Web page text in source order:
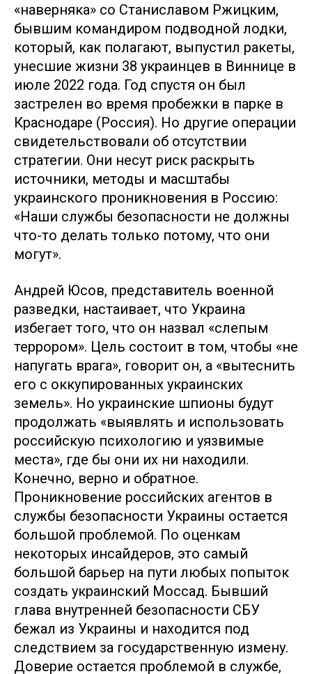
«наверняка» со Станиславом Ржицким,
бывшим командиром подводной лодки,
который, как полагают, выпустил ракеты,
унесшие жизни 38 украинцев в Виннице в
июле 2022 года. Год спустя он был
застрелен во время пробежки в парке в
Краснодаре (Россия). Но другие операции
свидетельствовали об отсутствии
стратегии. Они несут риск раскрыть
источники, методы и масштабы
украинского проникновения в Россию:
«Наши службы безопасности не должны
что-то делать только потому, что они
могут».
Андрей Юсов, представитель военной
разведки, настаивает, что Украина
избегает того, что он назвал «слепым
террором». Цель состоит в том, чтобы «не
напугать врага», говорит он, а «вытеснить
его с оккупированных украинских
земель». Но украинские шпионы будут
продолжать «выявлять и использовать
российскую психологию и уязвимые
места», где бы они их ни находили.
Конечно, верно и обратное.
Проникновение российских агентов в
службы безопасности Украины остается
большой проблемой. По оценкам
некоторых инсайдеров, это самый
большой барьер на пути любых попыток
создать украинский Моссад. Бывший
глава внутренней безопасности СБУ
бежал из Украины и находится под
следствием за государственную измену.
Доверие остается проблемой в службе,